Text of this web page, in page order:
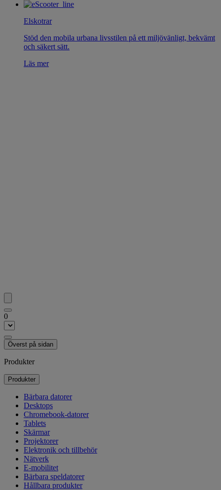
Elskotrar
Stöd den mobila urbana livsstilen på ett miljövänligt, bekvämt
och säkert sätt.
Läs mer
0
Överst på sidan
Produkter
Produkter
Bärbara datorer
Desktops
Chromebook-datorer
Tablets
Skärmar
Projektorer
Elektronik och tillbehör
Nätverk
E-mobilitet
Bärbara speldatorer
Hållbara produkter